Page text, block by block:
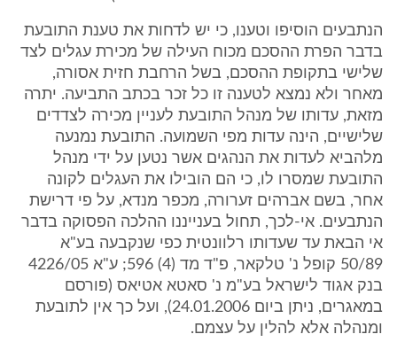
הנתבעים הוסיפו וטענו, כי יש לדחות את טענת התובעת
בדבר הפרת ההסכם מכוח העילה של מכירת עגלים לצד
שלישי בתקופת ההסכם, בשל הרחבת חזית אסורה,
מאחר ולא נמצא לטענה זו כל זכר בכתב התביעה. יתרה
מזאת, עדותו של מנהל התובעת לעניין מכירה לצדדים
שלישיים, הינה עדות מפי השמועה. התובעת נמנעה
מלהביא לעדות את הנהגים אשר נטען על ידי מנהל
התובעת שמסרו לו, כי הם הובילו את העגלים לקונה
אחר, בשם אברהים זערורה, מכפר מנדא, על פי דרישת
הנתבעים. אי-לכך, תחול בענייננו ההלכה הפסוקה בדבר
אי הבאת עד שעדותו רלוונטית כפי שנקבעה בע"א
50/89 קופל נ' טלקאר, פ"ד מד (4) 596; ע"א 4226/05
בנק אגוד לישראל בע"מ נ' סאטא אטיאס (פורסם
במאגרים, ניתן ביום 24.01.2006), ועל כך אין לתובעת
ומנהלה אלא להלין על עצמם.